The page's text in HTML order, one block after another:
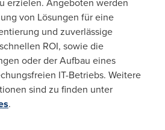
von Lösungen für eine
und zuverlässige
ROI, sowie die
oder der Aufbau eines
IT-Betriebs. Weitere
sind zu finden unter
.